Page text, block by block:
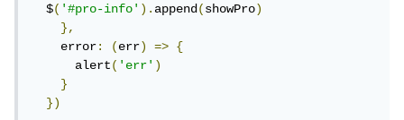
  $
('#pro-info').append(showPro)
},
    error
: (err) =>
{
      alert
('err')
}
})